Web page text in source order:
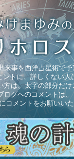
来事を西洋占星術で
トに、詳しくない
方は、太字の部分だけ
ログへのコメントは、
コメントをお願いいた